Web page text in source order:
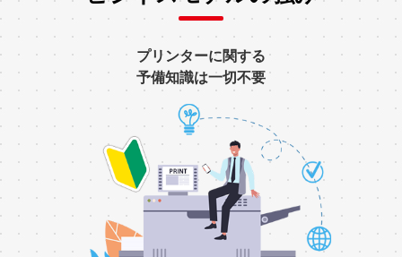
プリンターに関する
予備知識は一切不要